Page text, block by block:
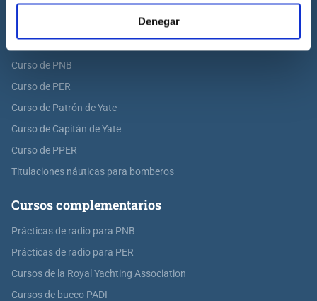
Denegar
Titulaciones náuticas
Curso de PNB
Curso de PER
Curso de Patrón de Yate
Curso de Capitán de Yate
Curso de PPER
Titulaciones náuticas para bomberos
Cursos complementarios
Prácticas de radio para PNB
Prácticas de radio para PER
Cursos de la Royal Yachting Association
Cursos de buceo PADI